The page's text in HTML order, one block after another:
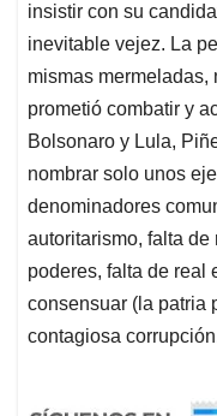
insistir con su
inevitable vejez. La
mismas mermeladas,
prometió combatir y
Bolsonaro y Lula,
nombrar solo unos
denominadores
autoritarismo, falta
poderes, falta de real
consensuar (la patria
contagiosa